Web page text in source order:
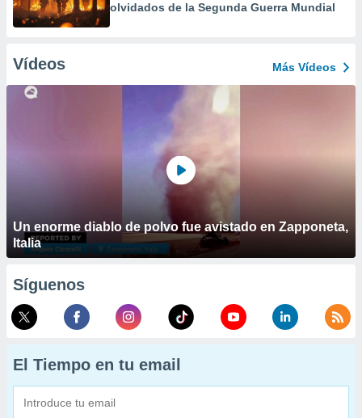
olvidados de la Segunda Guerra Mundial
Vídeos Más Vídeos
Un enorme diablo de polvo fue avistado en Zapponeta,
Italia
Síguenos
El Tiempo en tu email